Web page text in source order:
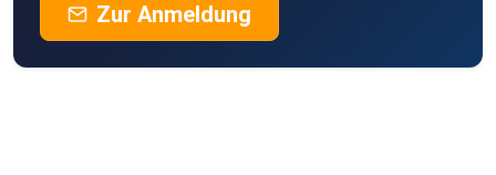
Zur Anmeldung